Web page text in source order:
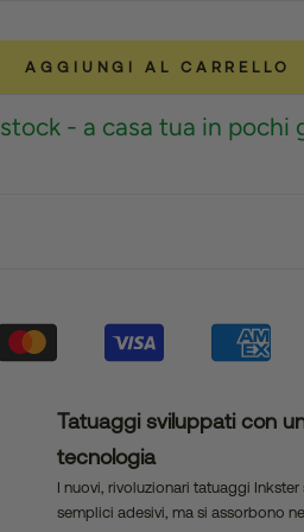
AGGIUNGI AL CARRELLO
- a casa tua in
Tatuaggi sviluppati con
tecnologia
I nuovi, rivoluzionari tatuaggi
semplici adesivi, ma si assorbono